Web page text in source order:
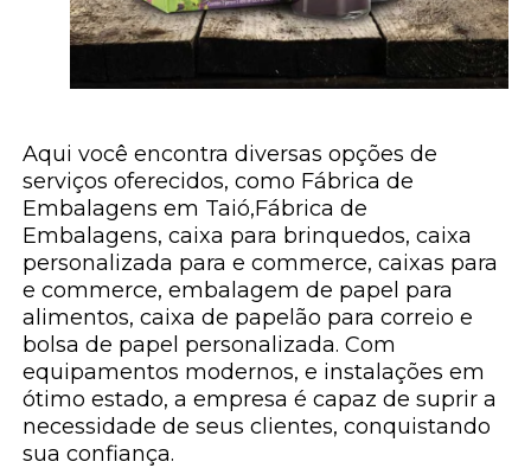
Aqui você encontra diversas opções de
serviços oferecidos, como Fábrica de
Embalagens em Taió,Fábrica de
Embalagens, caixa para brinquedos, caixa
personalizada para e commerce, caixas para
e commerce, embalagem de papel para
alimentos, caixa de papelão para correio e
bolsa de papel personalizada. Com
equipamentos modernos, e instalações em
ótimo estado, a empresa é capaz de suprir a
necessidade de seus clientes, conquistando
sua confiança.